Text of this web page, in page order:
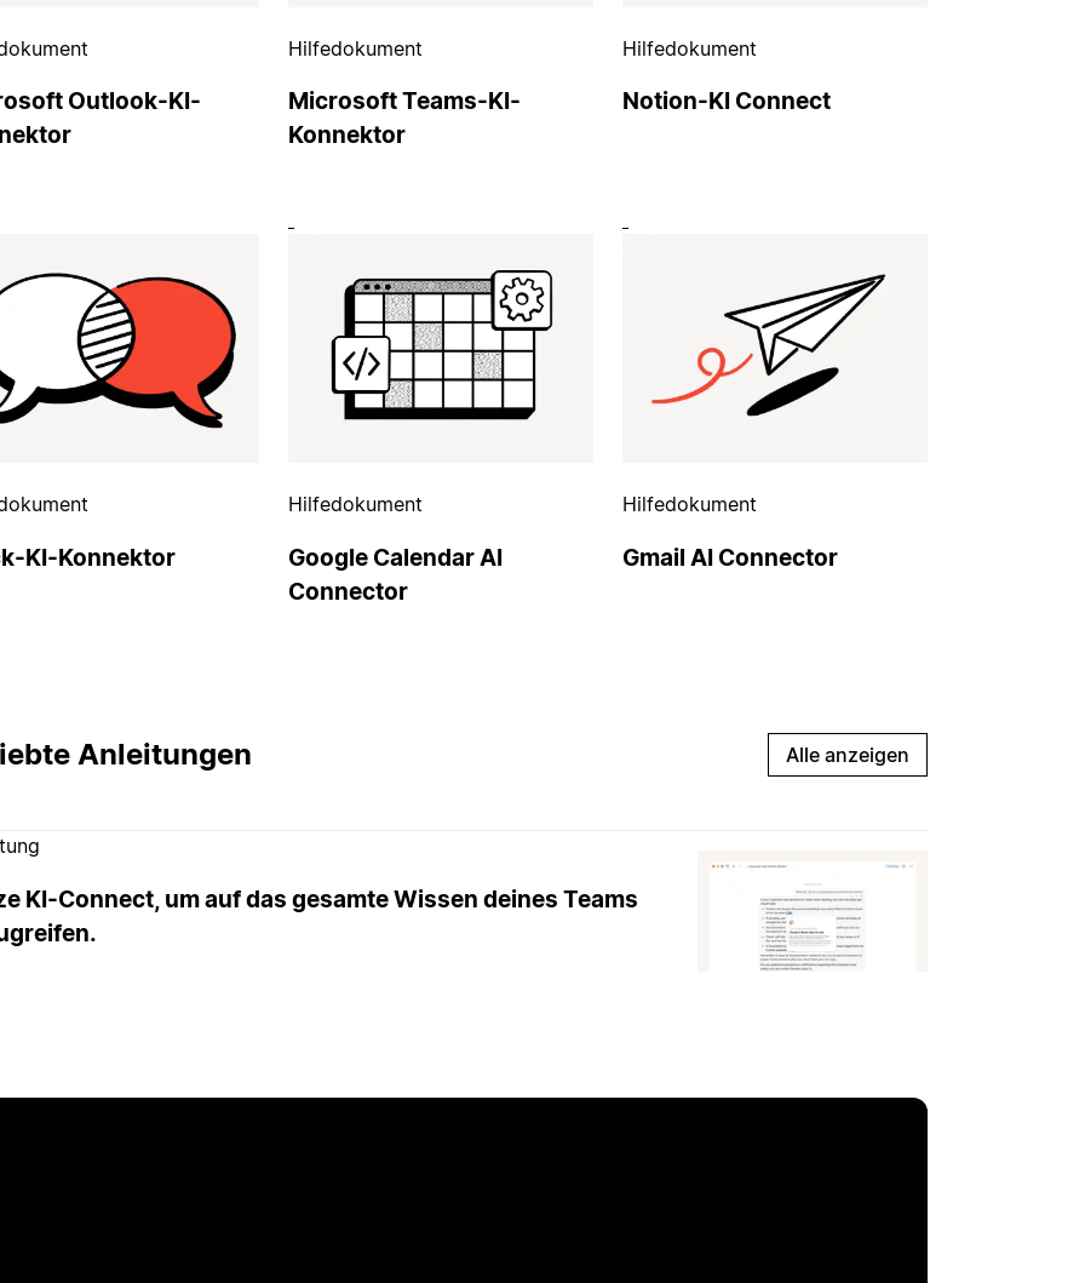
Outlook-KI-
Hilfedokument
Microsoft Teams-KI-
Konnektor
Hilfedokument
Notion-KI Connect
KI-Konnektor
Hilfedokument
Google Calendar AI
Connector
Hilfedokument
Gmail AI Connector
Anleitungen Alle anzeigen
KI-Connect, um auf das gesamte Wissen deines Teams